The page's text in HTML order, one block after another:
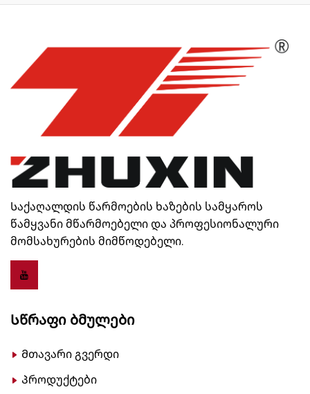
Საქაღალდის წარმოების ხაზების სამყაროს
წამყვანი მწარმოებელი და პროფესიონალური
მომსახურების მიმწოდებელი.
Სწრაფი Ბმულები
Მთავარი გვერდი
Პროდუქტები